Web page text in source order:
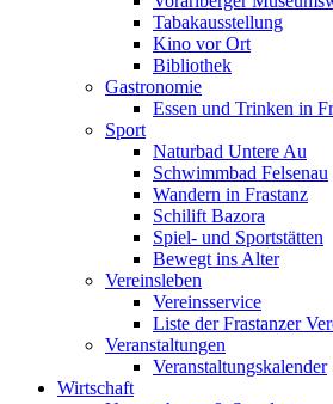
Tabakausstellung
Kino vor Ort
Bibliothek
Gastronomie
Essen und Trinken in
Sport
Naturbad Untere Au
Schwimmbad Felsenau
Wandern in Frastanz
Schilift Bazora
Spiel- und Sportstätten
Bewegt ins Alter
Vereinsleben
Vereinsservice
Liste der Frastanzer
Veranstaltungen
Veranstaltungskalender
Wirtschaft